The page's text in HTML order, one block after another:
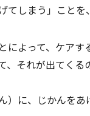
しまう」ことを
よって、ケアす
それが出てくる
に、じかんを